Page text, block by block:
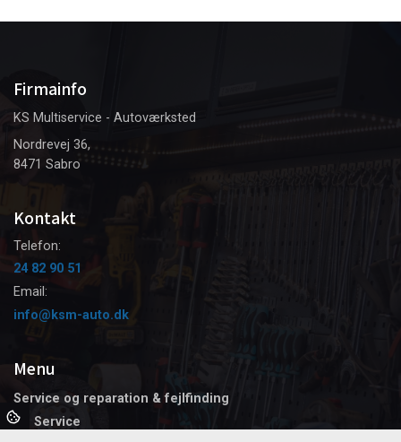
Firmainfo
KS Multiservice - Autoværksted
Nordrevej 36,
8471 Sabro
Kontakt
Telefon:
24 82 90 51
Email:
info@ksm-auto.dk
Menu
Service og reparation & fejlfinding
AC Service